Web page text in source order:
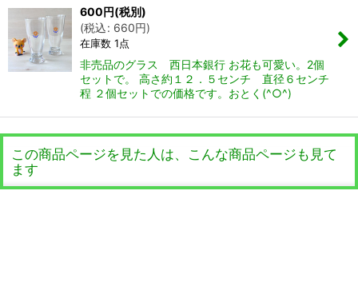
600円(税別)
(税込: 660円)
在庫数 1点
非売品のグラス 西日本銀行 お花も可愛い。2個
セットで。 高さ約１２．５センチ 直径６センチ
程 ２個セットでの価格です。おとく(^○^)
この商品ページを見た人は、こんな商品ページも見て
ます